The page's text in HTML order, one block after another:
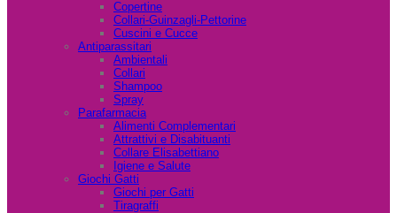
Copertine
Collari-Guinzagli-Pettorine
Cuscini e Cucce
Antiparassitari
Ambientali
Collari
Shampoo
Spray
Parafarmacia
Alimenti Complementari
Attrattivi e Disabituanti
Collare Elisabettiano
Igiene e Salute
Giochi Gatti
Giochi per Gatti
Tiragraffi